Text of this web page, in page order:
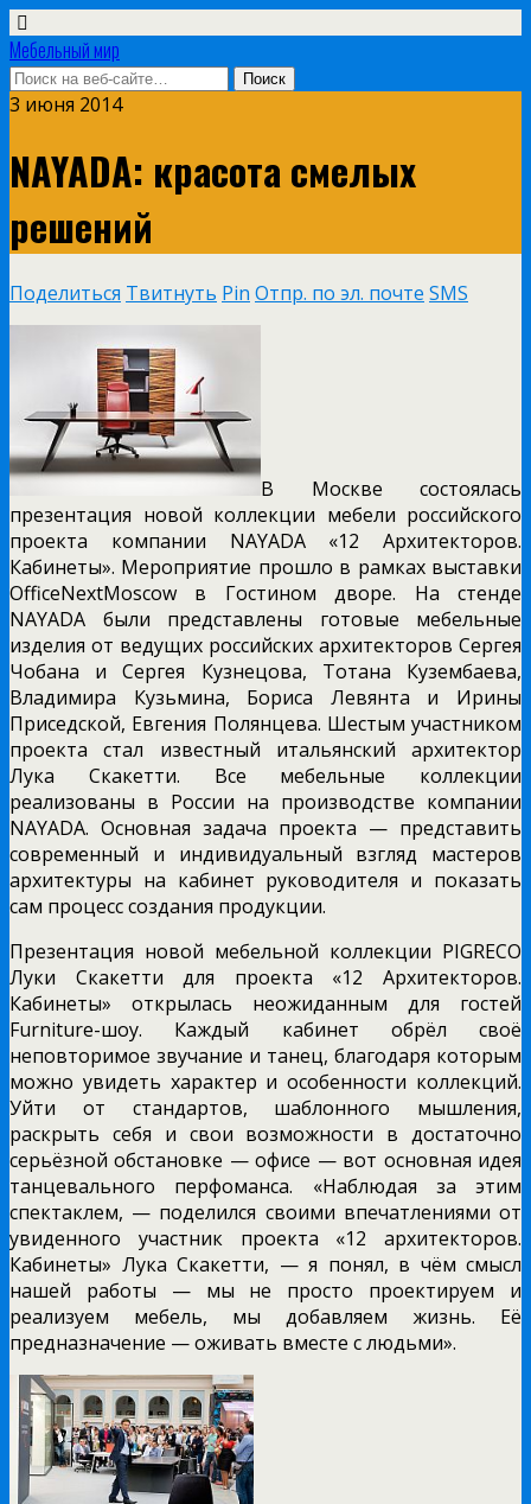
Мебельный мир
3 июня 2014
NAYADA: красота смелых
решений
Поделиться Твитнуть Pin Отпр. по эл. почте SMS
В Москве состоялась
презентация новой коллекции мебели российского
проекта компании NAYADA«12 Архитекторов.
Кабинеты». Мероприятие прошло в рамках выставки
OfficeNextMoscow в Гостином дворе. На стенде
NAYADA были представлены готовые мебельные
изделия от ведущих российских архитекторов Сергея
Чобана и Сергея Кузнецова, Тотана Кузембаева,
Владимира Кузьмина, Бориса Левянта и Ирины
Приседской, Евгения Полянцева. Шестым участником
проекта стал известный итальянский архитектор
Лука Скакетти. Все мебельные коллекции
реализованы в России на производстве компании
NAYADA. Основная задача проекта — представить
современный и индивидуальный взгляд мастеров
архитектуры на кабинет руководителя и показать
сам процесс создания продукции.
Презентация новой мебельной коллекции PIGRECO
Луки Скакетти для проекта «12 Архитекторов.
Кабинеты» открылась неожиданным для гостей
Furniture-шоу. Каждый кабинет обрёл своё
неповторимое звучание и танец, благодаря которым
можно увидеть характер и особенности коллекций.
Уйти от стандартов, шаблонного мышления,
раскрыть себя и свои возможности в достаточно
серьёзной обстановке — офисе — вот основная идея
танцевального перфоманса. «Наблюдая за этим
спектаклем, — поделился своими впечатлениями от
увиденного участник проекта «12 архитекторов.
Кабинеты» Лука Скакетти, — я понял, в чём смысл
нашей работы — мы не просто проектируем и
реализуем мебель, мы добавляем жизнь. Её
предназначение — оживать вместе с людьми».